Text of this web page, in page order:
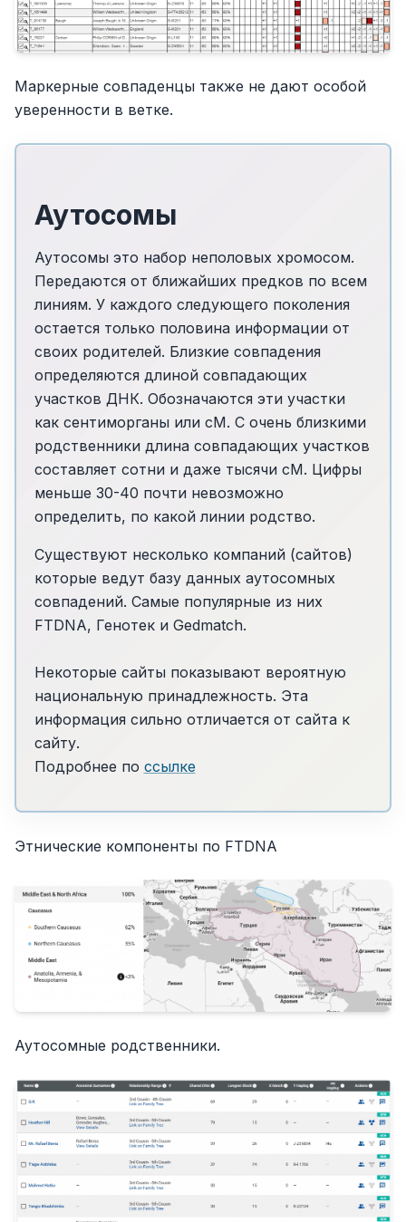
Маркерные совпаденцы также не дают особой
уверенности в ветке.
Аутосомы
Аутосомы это набор неполовых хромосом.
Передаются от ближайших предков по всем
линиям. У каждого следующего поколения
остается только половина информации от
своих родителей. Близкие совпадения
определяются длиной совпадающих
участков ДНК. Обозначаются эти участки
как сентиморганы или сМ. С очень близкими
родственники длина совпадающих участков
составляет сотни и даже тысячи cM. Цифры
меньше 30-40 почти невозможно
определить, по какой линии родство.
Существуют несколько компаний (сайтов)
которые ведут базу данных аутосомных
совпадений. Самые популярные из них
FTDNA, Генотек и Gedmatch.
Некоторые сайты показывают вероятную
национальную принадлежность. Эта
информация сильно отличается от сайта к
сайту.
Подробнее по ссылке
Этнические компоненты по FTDNA
Аутосомные родственники.